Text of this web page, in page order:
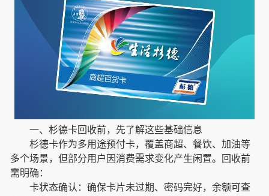
一、杉德卡回收前，先了解这些基础信息
杉德卡作为多用途预付卡，覆盖商超、餐饮、加油等
多个场景，但部分用户因消费需求变化产生闲置。回收前
需明确：
卡状态确认：确保卡片未过期、密码完好，余额可查